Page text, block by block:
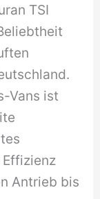
TSI
Vans ist
Antrieb bis